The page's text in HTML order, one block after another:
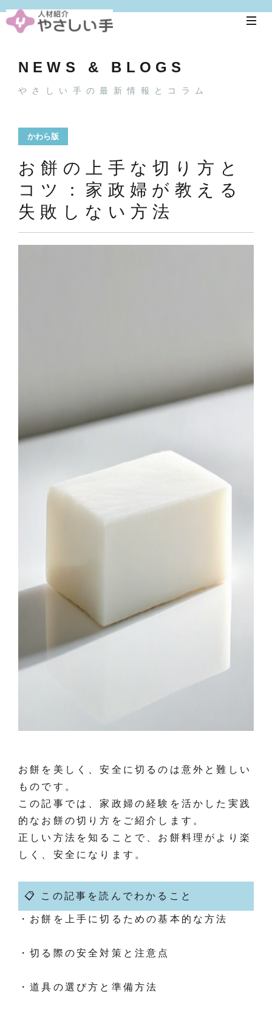
NEWS & BLOGS
やさしい手の最新情報とコラム
かわら版
お餅の上手な切り方と
コツ：家政婦が教える
失敗しない方法
お餅を美しく、安全に切るのは意外と難しい
ものです。
この記事では、家政婦の経験を活かした実践
的なお餅の切り方をご紹介します。
正しい方法を知ることで、お餅料理がより楽
しく、安全になります。
📋 この記事を読んでわかること
・お餅を上手に切るための基本的な方法
・切る際の安全対策と注意点
・道具の選び方と準備方法